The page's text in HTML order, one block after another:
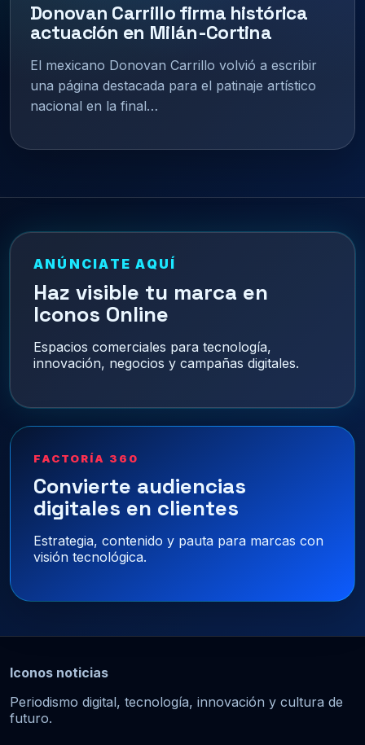
Donovan Carrillo firma histórica
actuación en Milán-Cortina
El mexicano Donovan Carrillo volvió a escribir
una página destacada para el patinaje artístico
nacional en la final…
ANÚNCIATE AQUÍ
Haz visible tu marca en
Iconos Online
Espacios comerciales para tecnología,
innovación, negocios y campañas digitales.
FACTORÍA 360
Convierte audiencias
digitales en clientes
Estrategia, contenido y pauta para marcas con
visión tecnológica.
Iconos noticias
Periodismo digital, tecnología, innovación y cultura de
futuro.